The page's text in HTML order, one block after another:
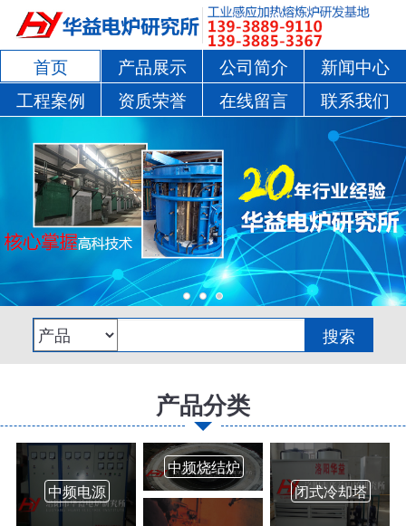
首页 产品展示 公司简介
新闻中心
工程案例
资质荣誉 在线留言 联系我们
产品分类
中频电源
中频烧结炉
闭式冷却塔